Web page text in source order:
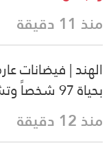
منذ 11 دقيقة
الهند | فيضانات
بحياة 97 شخصاً وتشرّد الآلاف
منذ 12 دقيقة